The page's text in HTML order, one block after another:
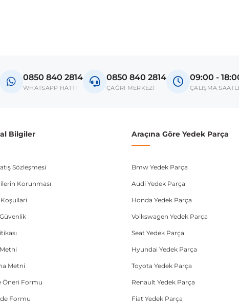
ve kasa tipleri kullanabilmektedir. Sipariş vermeden önce OEM
0850 840 2814
WHATSAPP HATTI
0850 840 2814
ÇAĞRI MERKEZİ
09:00 -
ÇALIŞMA
Bilgiler
Sözleşmesi
Korunması
Metni
Metni
Öneri Formu
Formu
Araçına Göre Yedek Parça
Bmw Yedek Parça
Audi Yedek Parça
Honda Yedek Parça
Volkswagen Yedek Parça
Seat Yedek Parça
Hyundai Yedek Parça
Toyota Yedek Parça
Renault Yedek Parça
Fiat Yedek Parça